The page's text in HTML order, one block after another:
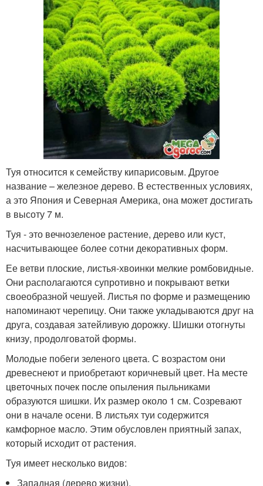
Туя относится к семейству кипарисовым. Другое
название – железное дерево. В естественных условиях,
а это Япония и Северная Америка, она может достигать
в высоту 7 м.
Туя - это вечнозеленое растение, дерево или куст,
насчитывающее более сотни декоративных форм.
Ее ветви плоские, листья-хвоинки мелкие ромбовидные.
Они располагаются супротивно и покрывают ветки
своеобразной чешуей. Листья по форме и размещению
напоминают черепицу. Они также укладываются друг на
друга, создавая затейливую дорожку. Шишки отогнуты
книзу, продолговатой формы.
Молодые побеги зеленого цвета. С возрастом они
древеснеют и приобретают коричневый цвет. На месте
цветочных почек после опыления пыльниками
образуются шишки. Их размер около 1 см. Созревают
они в начале осени. В листьях туи содержится
камфорное масло. Этим обусловлен приятный запах,
который исходит от растения.
Туя имеет несколько видов:
Западная (дерево жизни).